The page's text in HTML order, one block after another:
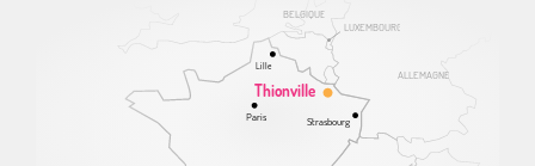
ALLEMAGNE
BELGIQUE
LUXEMBOURG
Thionville
Lille
Paris Strasbourg